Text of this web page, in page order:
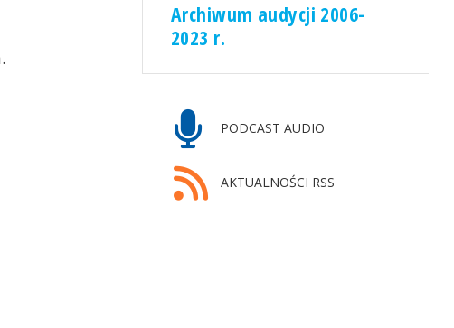
Archiwum audycji 2006-
2023 r.
PODCAST AUDIO
AKTUALNOŚCI RSS